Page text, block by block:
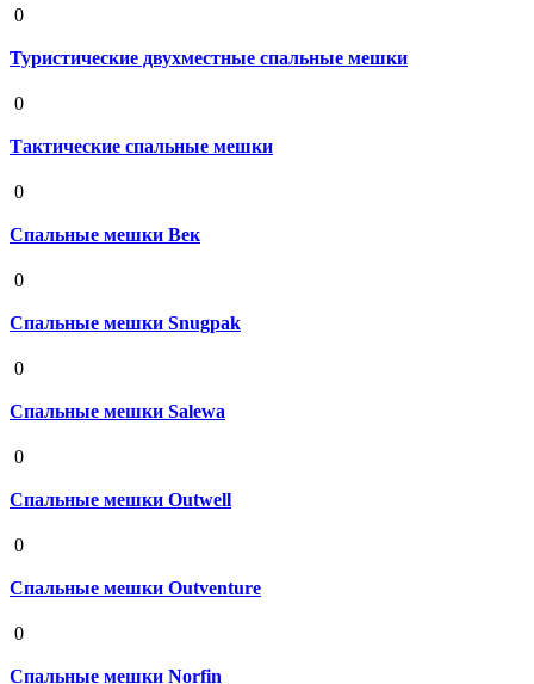
0
Туристические двухместные спальные мешки
0
Тактические спальные мешки
0
Спальные мешки Век
0
Спальные мешки Snugpak
0
Спальные мешки Salewa
0
Спальные мешки Outwell
0
Спальные мешки Outventure
0
Спальные мешки Norfin